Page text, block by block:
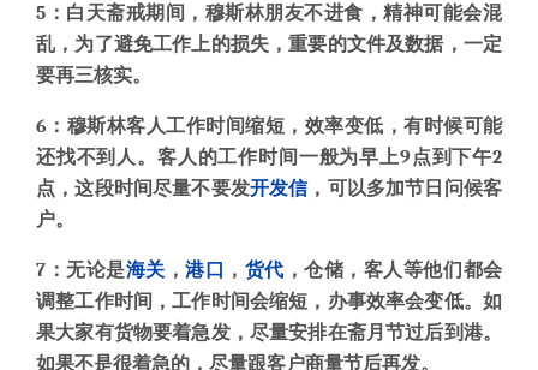
5：白天斋戒期间，穆斯林朋友不进食，精神可能会混
乱，为了避免工作上的损失，重要的文件及数据，一定
要再三核实。
6：穆斯林客人工作时间缩短，效率变低，有时候可能
还找不到人。客人的工作时间一般为早上9点到下午2
点，这段时间尽量不要发开发信，可以多加节日问候客
户。
7：无论是海关 ，港口 ， 货代 ，仓储，客人等他们都会
调整工作时间，工作时间会缩短，办事效率会变低。如
果大家有货物要着急发，尽量安排在斋月节过后到港。
如果不是很着急的，尽量跟客户商量节后再发。